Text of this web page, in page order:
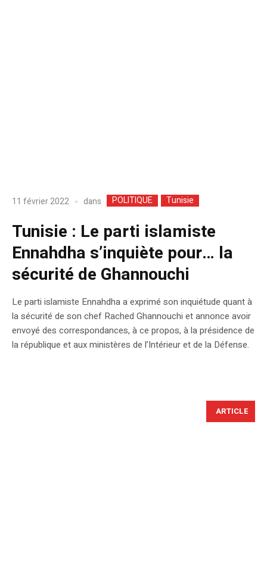
11 février 2022 dans POLITIQUE Tunisie
Tunisie : Le parti islamiste
Ennahdha s’inquiète pour… la
sécurité de Ghannouchi
Le parti islamiste Ennahdha a exprimé son inquiétude quant à
la sécurité de son chef Rached Ghannouchi et annonce avoir
envoyé des correspondances, à ce propos, à la présidence de
la république et aux ministères de l’Intérieur et de la Défense.
ARTICLE